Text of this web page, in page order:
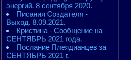
энергий. 8 сентября 2020.
Писания Создателя -
Выход. 8.09.2021.
Кристина - Сообщение на
СЕНТЯБРЬ 2021 года.
Послание Плеядианцев за
СЕНТЯБРЬ 2021 г.